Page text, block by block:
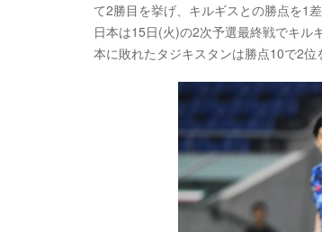
て2勝目を挙げ、キルギスとの勝点を1差
日本は15日(火)の2次予選最終戦でキル
本に敗れたタジキスタンは勝点10で2位